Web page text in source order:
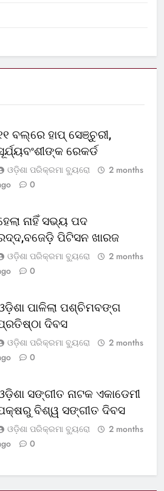
ବଲ୍‌ରେ ହାପ୍ ସେଞ୍ଚୁରୀ,
ରେକର୍ଡ
ଓଡ଼ିଶା ପରିକ୍ରମା ବ୍ୟୁରୋ
2 months
0
ନାହିଁ ସଭ୍ୟ ପଦ
ପିଟିସନ ଖାରଜ
ଓଡ଼ିଶା ପରିକ୍ରମା ବ୍ୟୁରୋ
2 months
0
ପାଳିଲା ପଶ୍ଚିମବଙ୍ଗ
ଦିବସ
ଓଡ଼ିଶା ପରିକ୍ରମା ବ୍ୟୁରୋ
2 months
0
ସଙ୍ଗୀତ ନାଟକ ଏକାଡେମୀ
ବିଶ୍ୱ ସଙ୍ଗୀତ ଦିବସ
ଓଡ଼ିଶା ପରିକ୍ରମା ବ୍ୟୁରୋ
2 months
0